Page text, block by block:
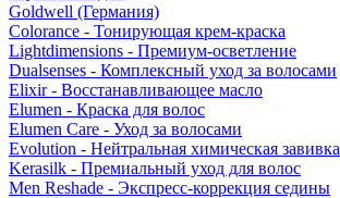
Goldwell (Германия)
Colorance - Тонирующая крем-краска
Lightdimensions - Премиум-осветление
Dualsenses - Комплексный уход за волосами
Elixir - Восстанавливающее масло
Elumen - Краска для волос
Elumen Care - Уход за волосами
Evolution - Нейтральная химическая завивка
Kerasilk - Премиальный уход для волос
Men Reshade - Экспресс-коррекция седины